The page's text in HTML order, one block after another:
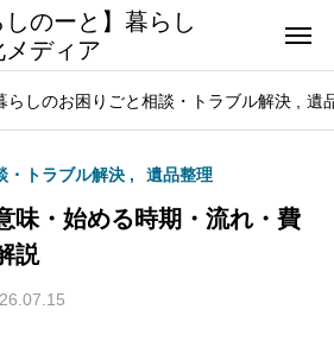
しのーと】暮らし
ディア
らしのお困りごと相談・トラブル解決 遺
・トラブル解決 遺品整理
味・始める時期・流れ・費
説